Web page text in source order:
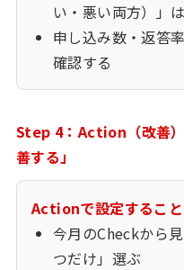
い・悪い両方）」
申し込み数・返答
確認する
Step 4：Action（改善
善する」
Actionで設定すること
今月のCheckから
つだけ」選ぶ